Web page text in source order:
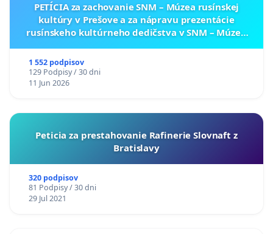
PETÍCIA za zachovanie SNM – Múzea rusínskej
kultúry v Prešove a za nápravu prezentácie
rusínskeho kultúrneho dedičstva v SNM – Múzeu
1 552 podpisov
129 Podpisy / 30 dni
11 Jun 2026
Peticia za prestahovanie Rafinerie Slovnaft z
Bratislavy
320 podpisov
81 Podpisy / 30 dni
29 Jul 2021